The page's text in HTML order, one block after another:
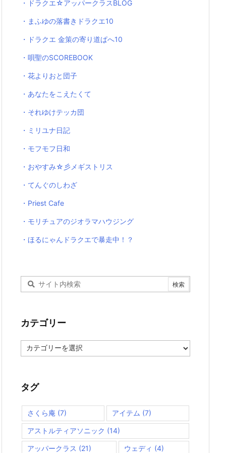
・ドラクエ☆アッパークラスBLOG
・まふゆの落書きドラクエ10
・ドラクエ 金策の寄り道ぱへ10
・唄聖のSCOREBOOK
・花よりおと団子
・あなたをこえたくて
・それゆけテッカ団
・ミリユナ日記
・モフモフ日和
・おやすみ☆彡メギストリス
・てんぐのしわざ
・Priest Cafe
・モリチュアのジオラマハウジング
・ほるにゃんドラクエで暴走中！？
カテゴリー
テ
ー
タグ
さくら庵 (7) アイテム (7)
アストルティアソニック (14)
アッパークラス (21) ウェディ (4)